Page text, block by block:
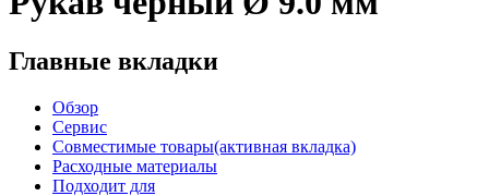
Главные вкладки
Обзор
Сервис
Совместимые товары(активная вкладка)
Расходные материалы
Подходит для